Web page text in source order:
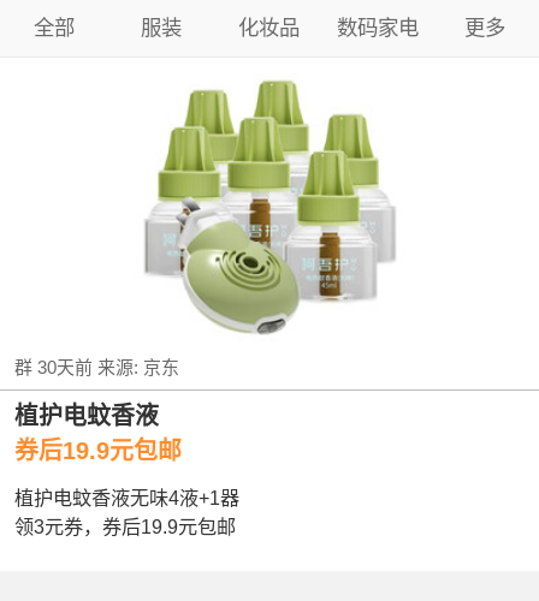
全部 服装 化妆品 数码家电 更多
群 30天前来源: 京东
植护电蚊香液
券后19.9元包邮
植护电蚊香液无味4液+1器
领3元券，券后19.9元包邮